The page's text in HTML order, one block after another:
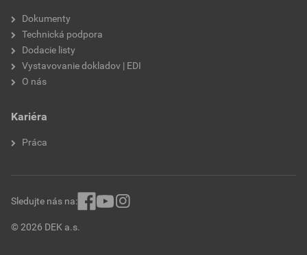
Dokumenty
Technická podpora
Dodacie listy
Vystavovanie dokladov | EDI
O nás
Kariéra
Práca
© 2026 DEK a.s.
Sledujte nás na: